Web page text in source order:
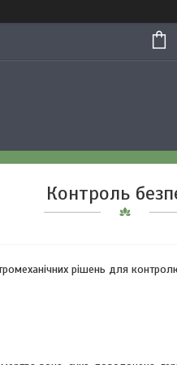
Контроль
рішень для